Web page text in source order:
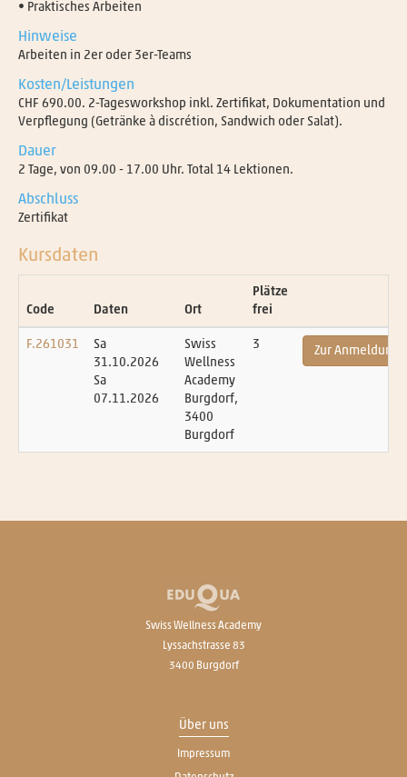
• Praktisches Arbeiten
Hinweise
Arbeiten in 2er oder 3er-Teams
Kosten/Leistungen
CHF 690.00. 2-Tagesworkshop inkl. Zertifikat, Dokumentation und
Verpflegung (Getränke à discrétion, Sandwich oder Salat).
Dauer
2 Tage, von 09.00 - 17.00 Uhr. Total 14 Lektionen.
Abschluss
Zertifikat
Kursdaten
Code Daten Ort
Plätze
frei
F.261031
Sa
31.10.2026
Sa
07.11.2026
Swiss
Wellness
Academy
Burgdorf,
3400
Burgdorf
3 Zur Anmeldung
Swiss Wellness Academy
Lyssachstrasse 83
3400 Burgdorf
Über uns
Impressum